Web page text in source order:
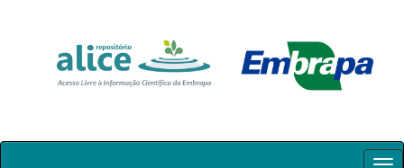
Skip